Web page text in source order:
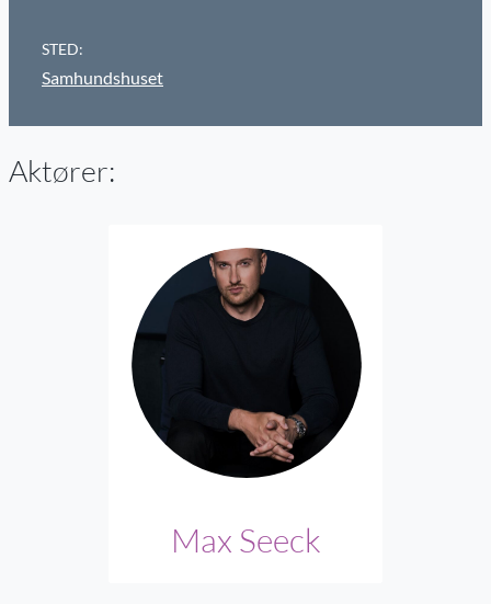
STED:
Samhundshuset
Aktører:
Max Seeck